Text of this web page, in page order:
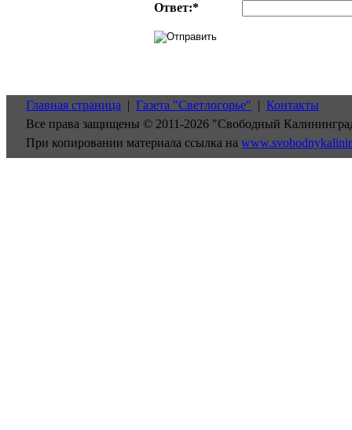
Ответ:*
Главная страница | Газета "Светлогорье" | Контакты
Все права защищены © 2011-2026 "Свободный
При копировании материала ссылка на